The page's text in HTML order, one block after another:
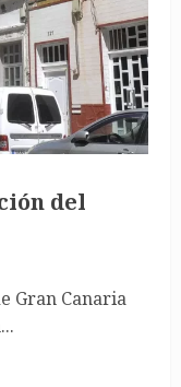
del
Gran Canaria